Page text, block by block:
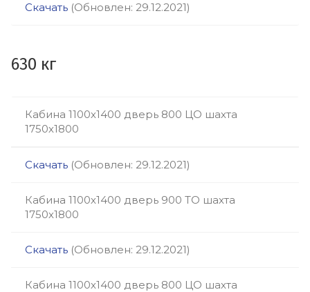
Скачать (Обновлен: 29.12.2021)
630 кг
Кабина 1100х1400 дверь 800 ЦО шахта
1750х1800
Скачать (Обновлен: 29.12.2021)
Кабина 1100х1400 дверь 900 ТО шахта
1750х1800
Скачать (Обновлен: 29.12.2021)
Кабина 1100х1400 дверь 800 ЦО шахта